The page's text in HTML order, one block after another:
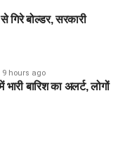
सचिव के बेटे
किया है, जो
का बेटा बताया जा
गिरे बोल्डर, सरकारी
9 hours ago
बारिश का अलर्ट, लोगों